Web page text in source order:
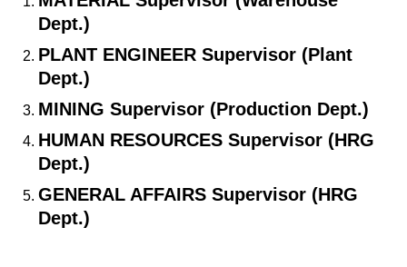
Dept.)
PLANT ENGINEER Supervisor (Plant
Dept.)
MINING Supervisor (Production Dept.)
HUMAN RESOURCES Supervisor (HRG
Dept.)
GENERAL AFFAIRS Supervisor (HRG
Dept.)